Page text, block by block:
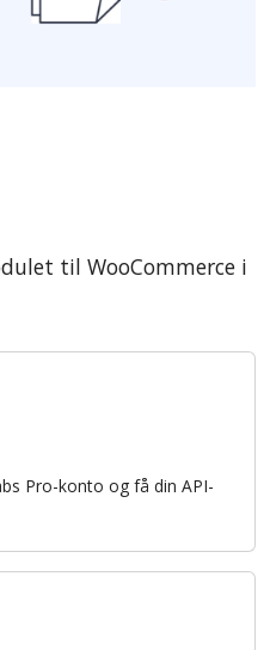
til WooCommerce i
Pro-konto og få din API-